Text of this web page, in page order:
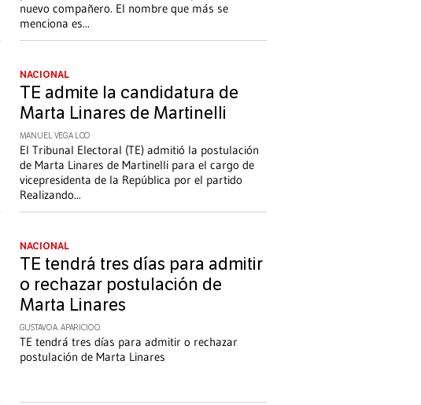
nuevo compañero. El nombre que más se
menciona es...
NACIONAL
TE admite la candidatura de
Marta Linares de Martinelli
MANUEL VEGA LOO
El Tribunal Electoral (TE) admitió la postulación
de Marta Linares de Martinelli para el cargo de
vicepresidenta de la República por el partido
Realizando...
NACIONAL
TE tendrá tres días para admitir
o rechazar postulación de
Marta Linares
GUSTAVO A. APARICIO O.
TE tendrá tres días para admitir o rechazar
postulación de Marta Linares